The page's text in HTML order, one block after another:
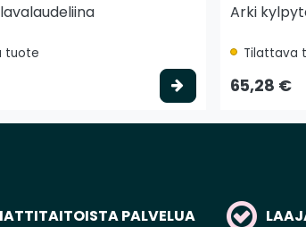
tuote
Valitse
Arki
Tilattava
65,28 €
PALVELUA